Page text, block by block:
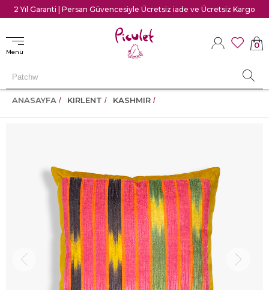
2 Yıl Garanti | Persan Güvencesiyle Ücretsiz iade ve Ücretsiz Kargo
Menü
0
ANASAYFA KIRLENT KASHMIR